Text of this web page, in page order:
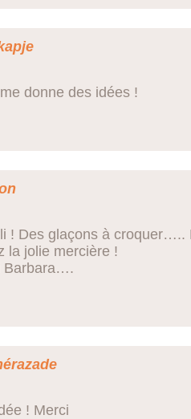
donne des idées !
! Des glaçons à croquer…..
la jolie mercière !
Barbara….
! Merci